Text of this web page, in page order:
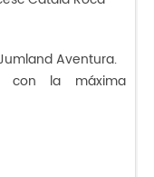
Aventura.
con la máxima